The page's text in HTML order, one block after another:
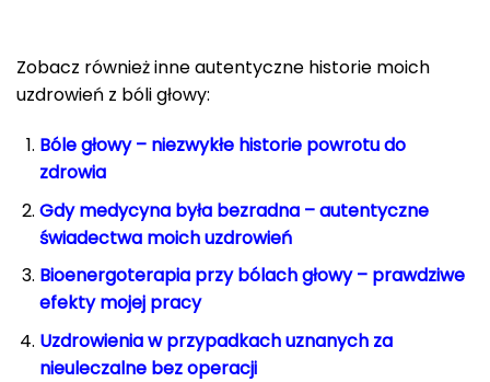
Zobacz również inne autentyczne historie moich
uzdrowień z bóli głowy:
Bóle głowy – niezwykłe historie powrotu do
zdrowia
Gdy medycyna była bezradna – autentyczne
świadectwa moich uzdrowień
Bioenergoterapia przy bólach głowy – prawdziwe
efekty mojej pracy
Uzdrowienia w przypadkach uznanych za
nieuleczalne bez operacji